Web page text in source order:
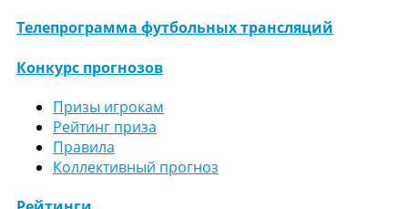
Телепрограмма футбольных трансляций
Конкурс прогнозов
Призы игрокам
Рейтинг приза
Правила
Коллективный прогноз